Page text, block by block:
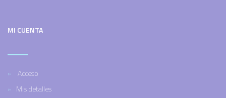
MI CUENTA
Acceso
Mis detalles